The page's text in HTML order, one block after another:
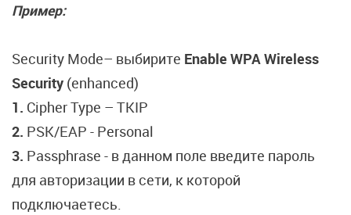
Пример:
Security Mode– выбирите Enable WPA Wireless
Security (enhanced)
1. Cipher Type – TKIP
2. PSK/EAP - Personal
3. Passphrase - в данном поле введите пароль
для авторизации в сети, к которой
подключаетесь.